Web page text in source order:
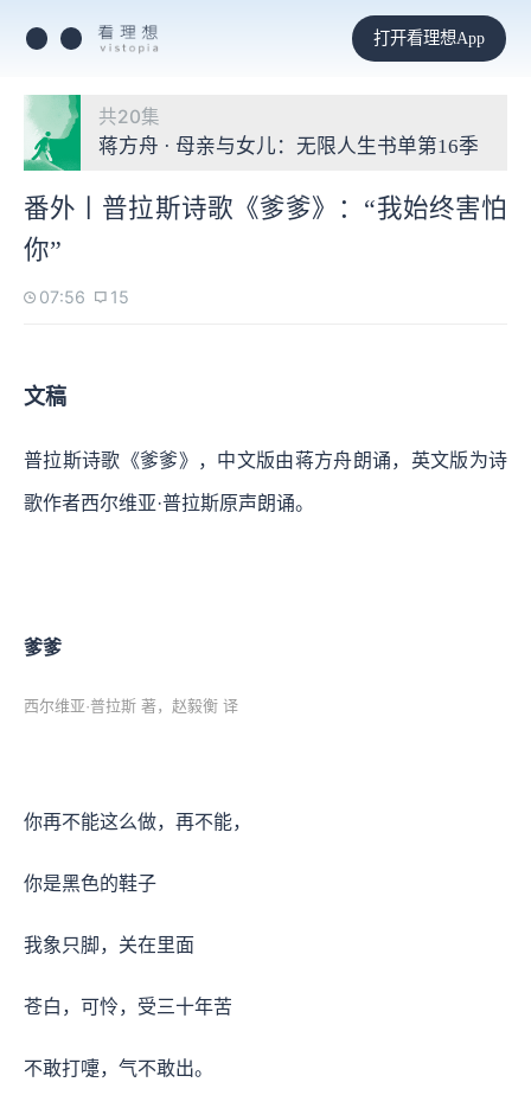
打开看理想App
共20集
蒋方舟 · 母亲与女儿：无限人生书单第16季
番外丨普拉斯诗歌《爹爹》：“我始终害怕
你”
07:56 15
文稿
普拉斯诗歌《爹爹》，中文版由蒋方舟朗诵，英文版为诗
歌作者西尔维亚·普拉斯原声朗诵。
爹爹
西尔维亚·普拉斯 著，赵毅衡 译
你再不能这么做，再不能，
你是黑色的鞋子
我象只脚，关在里面
苍白，可怜，受三十年苦
不敢打嚏，气不敢出。